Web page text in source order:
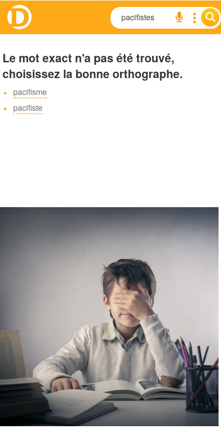
Le mot exact n'a pas été trouvé,
choisissez la bonne orthographe.
pacifisme
pacifiste